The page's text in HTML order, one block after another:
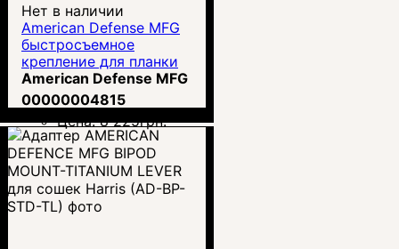
Нет в наличии
American Defense MFG
быстросъемное
крепление для планки
Пикатинни Riser Mount
American Defense MFG
00000004815
Цена:8 225грн.